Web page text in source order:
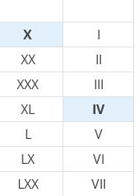
X
I
XX
II
XXX
III
XL
IV
L
V
LX
VI
LXX
VII